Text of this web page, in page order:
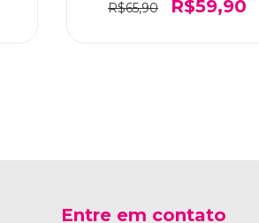
R$65,90
R$59,90
Entre em contato